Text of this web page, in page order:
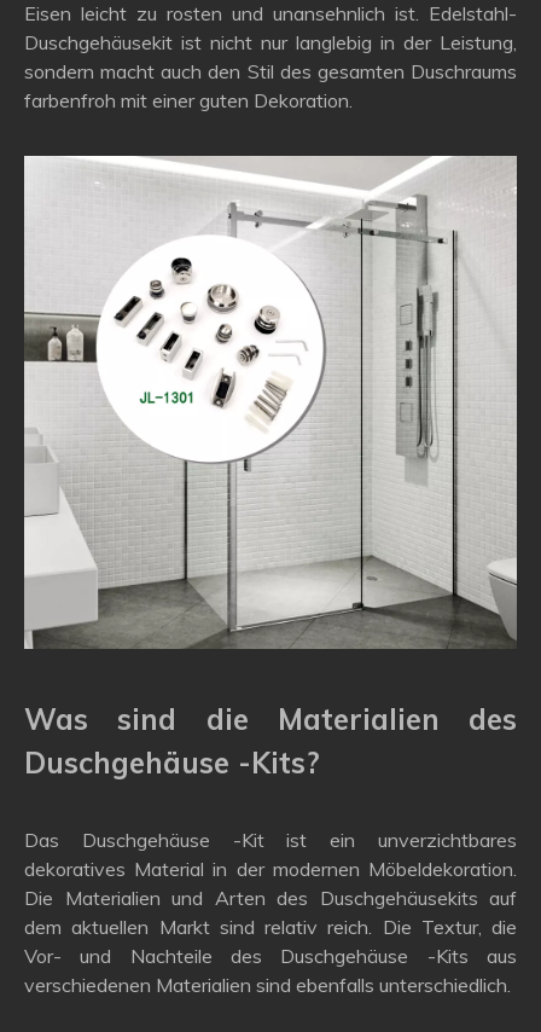
Eisen leicht zu rosten und unansehnlich ist. Edelstahl-
Duschgehäusekit ist nicht nur langlebig in der Leistung,
sondern macht auch den Stil des gesamten Duschraums
farbenfroh mit einer guten Dekoration.
Was sind die Materialien des
Duschgehäuse -Kits?
Das Duschgehäuse -Kit ist ein unverzichtbares
dekoratives Material in der modernen Möbeldekoration.
Die Materialien und Arten des Duschgehäusekits auf
dem aktuellen Markt sind relativ reich. Die Textur, die
Vor- und Nachteile des Duschgehäuse -Kits aus
verschiedenen Materialien sind ebenfalls unterschiedlich.